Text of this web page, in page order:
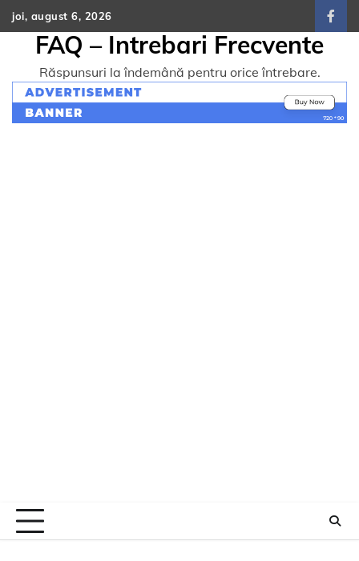
Skip
to
content
joi, august 6, 2026
FAQ – Intrebari Frecvente
Răspunsuri la îndemână pentru orice întrebare.